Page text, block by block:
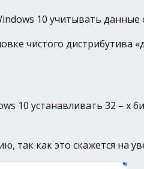
10 учитывать
чистого дистрибутива
10 устанавливать 32 – х
так как это скажется на